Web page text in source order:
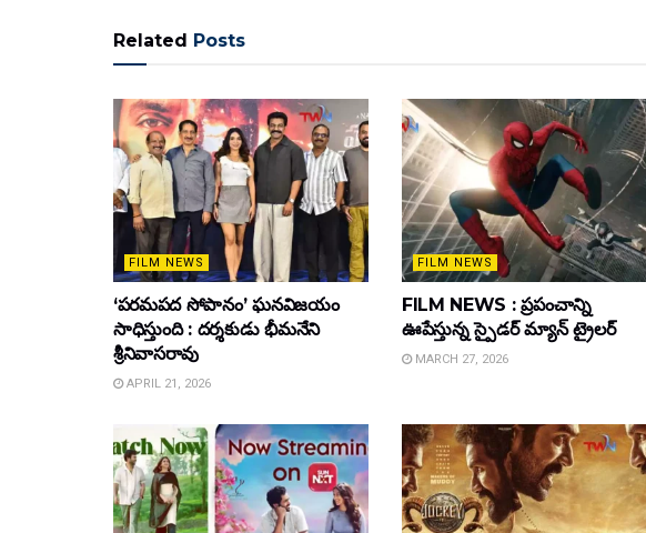
Related Posts
FILM NEWS
‘పరమపద సోపానం’ ఘనవిజయం
సాధిస్తుంది : దర్శకుడు భీమనేని
శ్రీనివాసరావు
APRIL 21, 2026
FILM NEWS
FILM NEWS : ప్రపంచాన్ని
ఊపేస్తున్న స్పైడర్ మ్యాన్ ట్రైలర్
MARCH 27, 2026